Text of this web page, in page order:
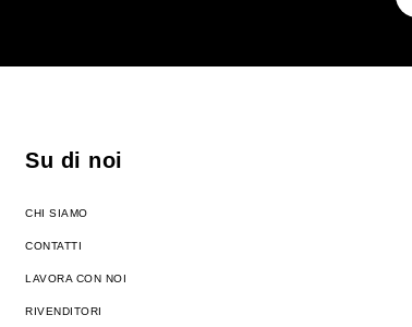
Su di noi
CHI SIAMO
CONTATTI
LAVORA CON NOI
RIVENDITORI